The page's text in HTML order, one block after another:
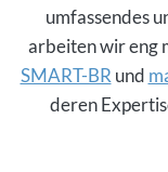
umfassendes
arbeiten wir eng
SMART-BR und
deren